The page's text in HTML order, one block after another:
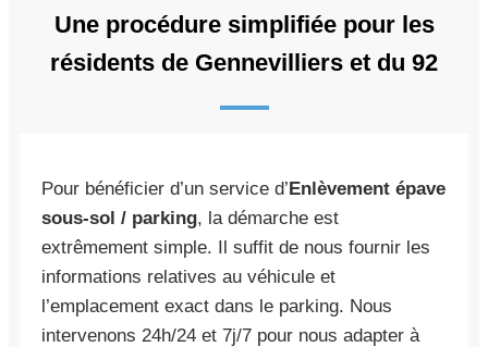
Une procédure simplifiée pour les
résidents de Gennevilliers et du 92
Pour bénéficier d’un service d’Enlèvement épave
sous-sol / parking, la démarche est
extrêmement simple. Il suffit de nous fournir les
informations relatives au véhicule et
l’emplacement exact dans le parking. Nous
intervenons 24h/24 et 7j/7 pour nous adapter à